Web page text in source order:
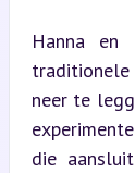
Hanna en
traditionele
neer te
die